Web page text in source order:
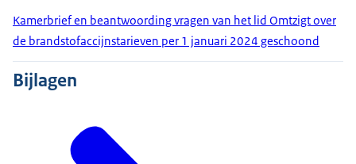
Kamerbrief en beantwoording vragen van het lid Omtzigt over
de brandstofaccijnstarieven per 1 januari 2024 geschoond
Bijlagen